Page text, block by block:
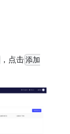
，点击添加